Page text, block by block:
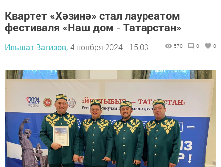
Квартет «Хәзинә» стал лауреатом
фестиваля «Наш дом - Татарстан»
Ильшат Вагизов, 4 ноября 2024 - 15:03 570 0 0